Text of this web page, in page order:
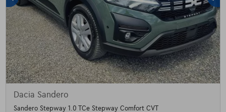
Dacia Sandero
Sandero Stepway 1.0 TCe Stepway Comfort CVT